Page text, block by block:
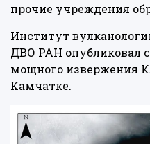
прочие учреждения
Институт
ДВО РАН опубликовал
мощного извержения
Камчатке.